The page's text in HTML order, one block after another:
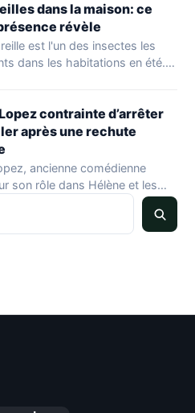
dans la maison: ce
révèle
est l'un des insectes les
dans les habitations en été.…
contrainte d’arrêter
après une rechute
ancienne comédienne
son rôle dans Hélène et les